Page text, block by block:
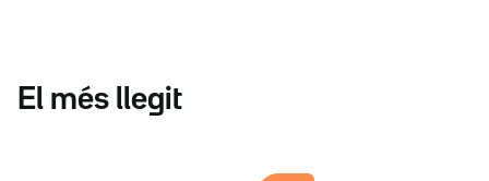
El més llegit